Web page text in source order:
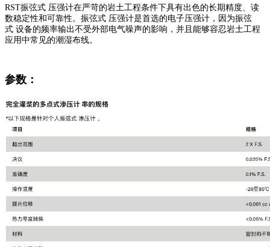
RST振弦式 压强计在严苛的岩土工程条件下具有出色的长期精度、读
数稳定性和可靠性。振弦式 压强计是首选的电子压强计，因为振弦
式 设备的频率输出不受外部电气噪声的影响，并且能够容忍岩土工程
应用中常见的潮湿布线。
参数：